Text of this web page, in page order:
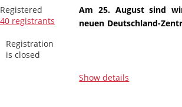
Registered
40 registrants
Registration
is closed
Am 25. August sind
neuen Deutschland-
Show details